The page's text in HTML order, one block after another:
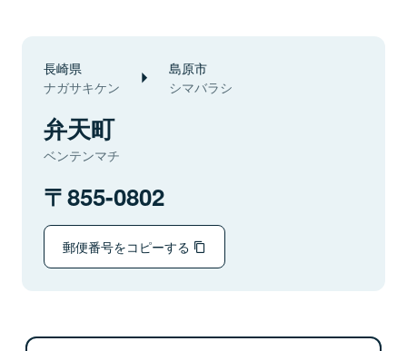
長崎県
ナガサキケン
島原市
シマバラシ
弁天町
ベンテンマチ
855-0802
郵便番号をコピーする